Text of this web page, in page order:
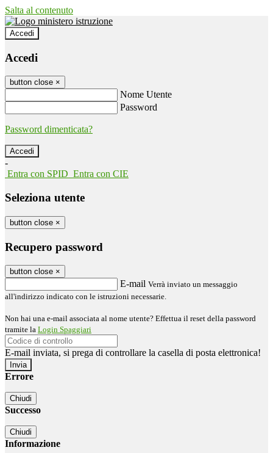
Salta al contenuto
Accedi
Accedi
button close ×
Nome Utente
Password
Password dimenticata?
-
Entra con SPID Entra con CIE
Seleziona utente
button close ×
Recupero password
button close ×
E-mail Verrà inviato un messaggio
all'indirizzo indicato con le istruzioni necessarie.
Non hai una e-mail associata al nome utente? Effettua il reset della password
tramite la Login Spaggiari
E-mail inviata, si prega di controllare la casella di posta elettronica!
Errore
Chiudi
Successo
Chiudi
Informazione